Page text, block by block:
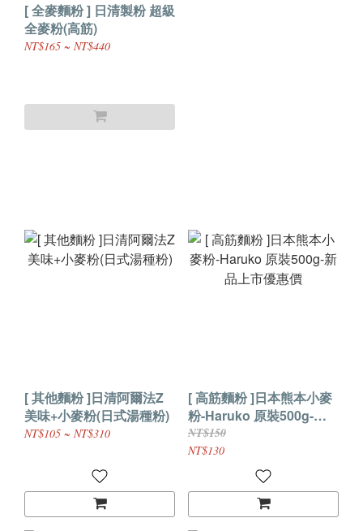
[ 全麥麵粉 ] 日清製粉 超級
全麥粉(高筋)
NT$165 ~ NT$440
[ 其他麵粉 ]日清阿爾法Z
美味+小麥粉(日式湯種粉)
NT$105 ~ NT$310
[ 高筋麵粉 ]日本熊本小麥
粉-Haruko 原裝500g-新
品上市優惠價
NT$150
NT$130